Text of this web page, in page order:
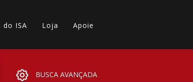
do ISA Loja Apoie
BUSCA AVANÇADA